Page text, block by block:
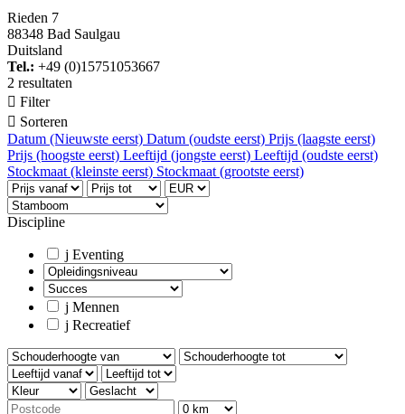
Rieden 7
88348 Bad Saulgau
Duitsland
Tel.: +49 (0)15751053667
2 resultaten
 Filter
 Sorteren
Datum (Nieuwste eerst) Datum (oudste eerst) Prijs (laagste eerst)
Prijs (hoogste eerst) Leeftijd (jongste eerst) Leeftijd (oudste eerst)
Stockmaat (kleinste eerst) Stockmaat (grootste eerst)
Discipline
j Eventing
j Mennen
j Recreatief